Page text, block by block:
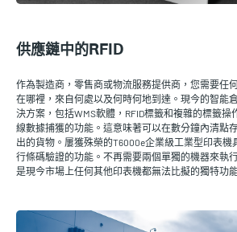
供應鏈中的RFID
作為製造商，零售商或物流服務提供商，您需要任
在哪裡，來自何處以及何時何地到達。現今的智能
決方案，包括WMS軟體，RFID標籤和複雜的標籤操
線數據捕獲的功能。這意味著可以在數分鐘內清點
出的貨物。屢獲殊榮的T6000e企業級工業型印表機
行條碼驗證的功能。不再需要兩個單獨的機器來執
是現今市場上任何其他印表機都無法比擬的獨特功